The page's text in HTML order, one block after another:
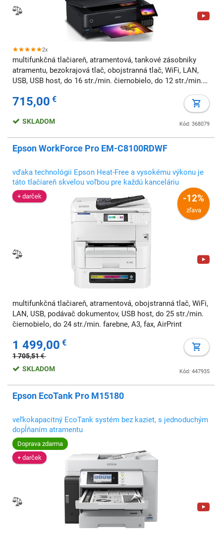
2x
multifunkčná tlačiareň, atramentová, tankové zásobniky
atramentu, bezokrajová tlač, obojstranná tlač, WiFi, LAN,
USB, USB host, do 16 str./min. čiernobielo, do 12 str./min.
715,00 €
Kód: 368079
SKLADOM
Epson WorkForce Pro EM-C8100RDWF
vďaka technológii Epson Heat-Free a vysokému výkonu je
táto tlačiareň skvelou voľbou pre každú kanceláriu
+ darček -12%
zľava
multifunkčná tlačiareň, atramentová, obojstranná tlač, WiFi,
LAN, USB, podávač dokumentov, USB host, do 25 str./min.
čiernobielo, do 24 str./min. farebne, A3, fax, AirPrint
1 499,00 €
1 705,51€
Kód: 447935
SKLADOM
Epson EcoTank Pro M15180
veľkokapacitný EcoTank systém bez kaziet, s jednoduchým
dopĺňaním atramentu
Doprava zdarma
+ darček